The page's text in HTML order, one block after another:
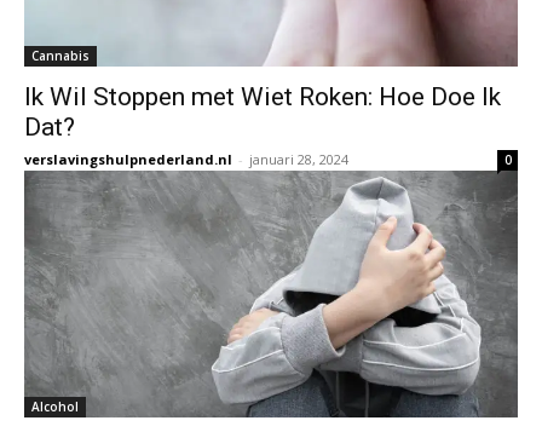
Cannabis
Ik Wil Stoppen met Wiet Roken: Hoe Doe Ik
Dat?
verslavingshulpnederland.nl - januari 28, 2024 0
Alcohol